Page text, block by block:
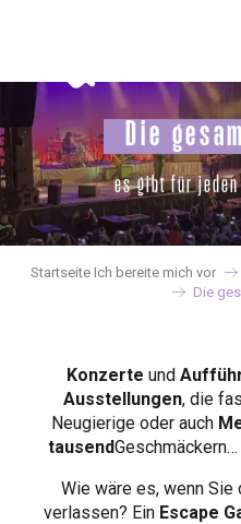
principal
Die
es gibt für jeden
Startseite Ich bereite mich vor
Die
Konzerte und
Ausstellungen, die
Neugierige oder auch
tausend
Wie wäre es, wenn
verlassen? EinEscape